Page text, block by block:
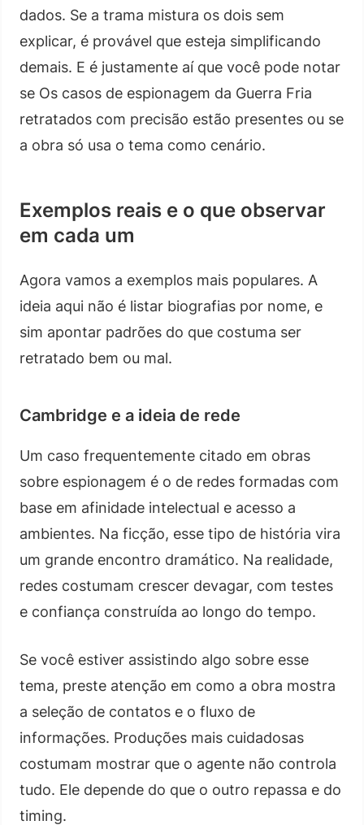
dados. Se a trama mistura os dois sem
explicar, é provável que esteja simplificando
demais. E é justamente aí que você pode notar
se Os casos de espionagem da Guerra Fria
retratados com precisão estão presentes ou se
a obra só usa o tema como cenário.
Exemplos reais e o que observar
em cada um
Agora vamos a exemplos mais populares. A
ideia aqui não é listar biografias por nome, e
sim apontar padrões do que costuma ser
retratado bem ou mal.
Cambridge e a ideia de rede
Um caso frequentemente citado em obras
sobre espionagem é o de redes formadas com
base em afinidade intelectual e acesso a
ambientes. Na ficção, esse tipo de história vira
um grande encontro dramático. Na realidade,
redes costumam crescer devagar, com testes
e confiança construída ao longo do tempo.
Se você estiver assistindo algo sobre esse
tema, preste atenção em como a obra mostra
a seleção de contatos e o fluxo de
informações. Produções mais cuidadosas
costumam mostrar que o agente não controla
tudo. Ele depende do que o outro repassa e do
timing.